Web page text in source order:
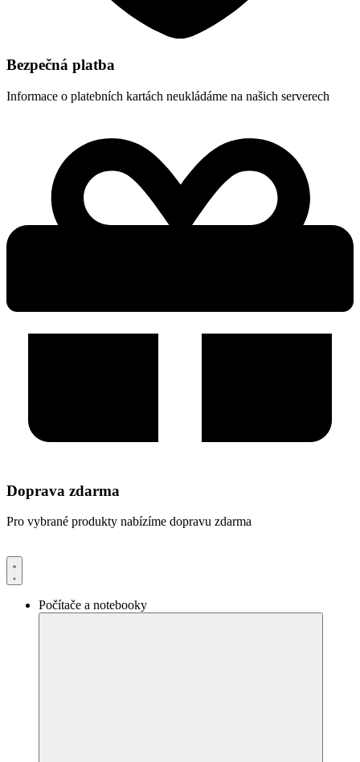
Bezpečná platba
Informace o platebních kartách neukládáme na našich serverech
Doprava zdarma
Pro vybrané produkty nabízíme dopravu zdarma
Počítače a notebooky